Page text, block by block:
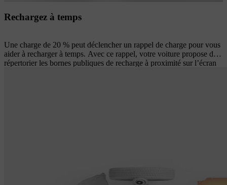
Rechargez à temps
Une charge de 20 % peut déclencher un rappel de charge pour vous
aider à recharger à temps. Avec ce rappel, votre voiture propose de
répertorier les bornes publiques de recharge à proximité sur l’écran